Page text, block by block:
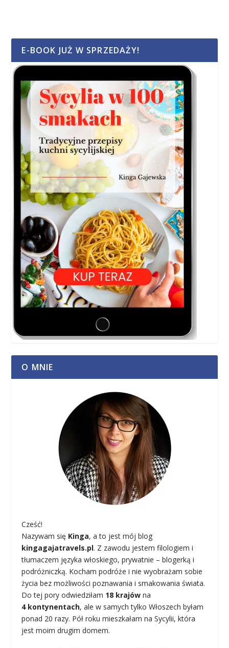
E-BOOK JUŻ W SPRZEDAŻY!
O MNIE
Cześć!
Nazywam się Kinga, a to jest mój blog
kingagajatravels.pl. Z zawodu jestem filologiem i
tłumaczem języka włoskiego, prywatnie – blogerką i
podróżniczką. Kocham podróże i nie wyobrażam sobie
życia bez możliwości poznawania i smakowania świata.
Do tej pory odwiedziłam 18 krajów na
4 kontynentach, ale w samych tylko Włoszech byłam
ponad 20 razy. Pół roku mieszkałam na Sycylii, która
jest moim drugim domem.